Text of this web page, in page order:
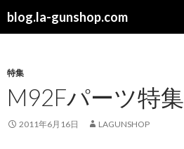
blog.la-gunshop.com
索
ン
ツ
へ
ス
特集
M92Fパーツ特集
2011年6月16日 LAGUNSHOP